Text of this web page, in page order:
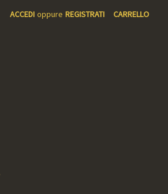
ACCEDI oppure REGISTRATI CARRELLO